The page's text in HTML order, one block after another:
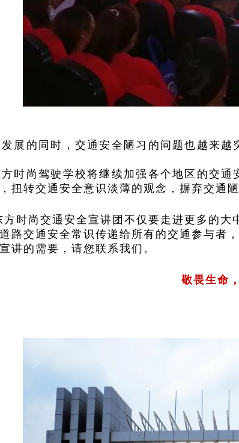
展的同时，交通安全陋习的问题也越来
时尚驾驶学校将继续加强各个地区的交
扭转交通安全意识淡薄的观念，摒弃交通
方时尚交通安全宣讲团不仅要走进更多的
路交通安全常识传递给所有的交通参与者
讲的需要，请您联系我们。
敬畏生命